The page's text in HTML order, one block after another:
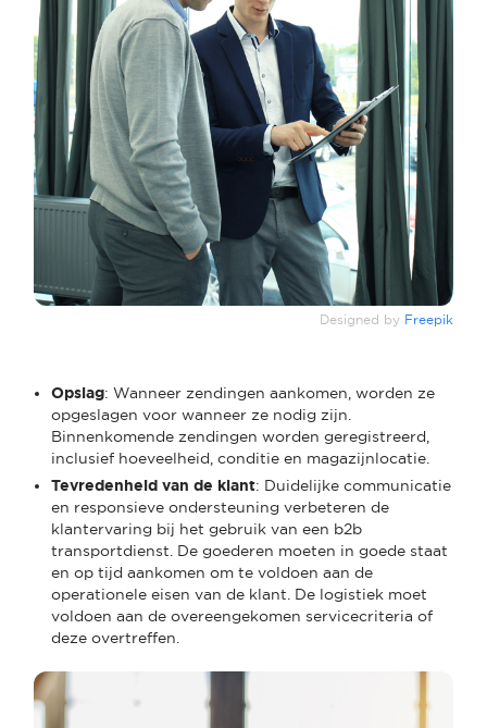
Designed by Freepik
Opslag: Wanneer zendingen aankomen, worden ze
opgeslagen voor wanneer ze nodig zijn.
Binnenkomende zendingen worden geregistreerd,
inclusief hoeveelheid, conditie en magazijnlocatie.
Tevredenheid van de klant: Duidelijke communicatie
en responsieve ondersteuning verbeteren de
klantervaring bij het gebruik van een b2b
transportdienst. De goederen moeten in goede staat
en op tijd aankomen om te voldoen aan de
operationele eisen van de klant. De logistiek moet
voldoen aan de overeengekomen servicecriteria of
deze overtreffen.